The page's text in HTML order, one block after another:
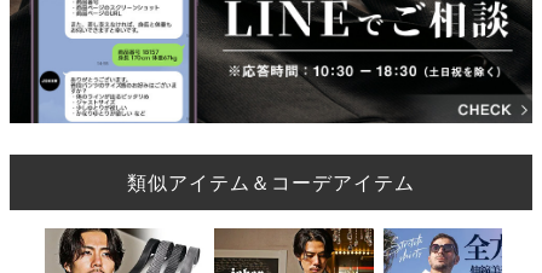
類似アイテム＆コーデアイテム